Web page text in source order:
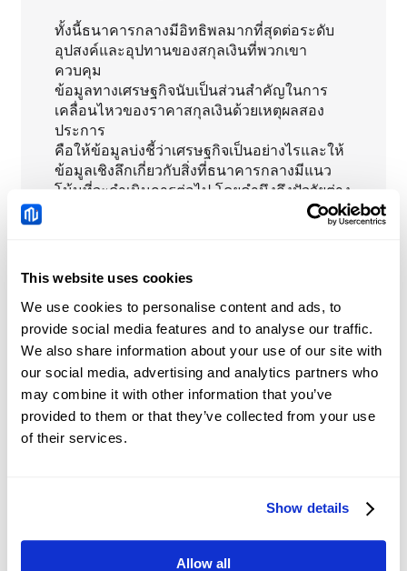
This website uses cookies
We use cookies to personalise content and ads, to
provide social media features and to analyse our traffic.
We also share information about your use of our site with
our social media, advertising and analytics partners who
may combine it with other information that you’ve
provided to them or that they’ve collected from your use
of their services.
Show details
Allow all
ทั้งนี้ธนาคารกลางมีอิทธิพลมากที่สุดต่อระดับ
อุปสงค์และอุปทานของสกุลเงินที่พวกเขา
ควบคุม
ข้อมูลทางเศรษฐกิจนับเป็นส่วนสำคัญในการ
เคลื่อนไหวของราคาสกุลเงินด้วยเหตุผลสอง
ประการ
คือให้ข้อมูลบ่งชี้ว่าเศรษฐกิจเป็นอย่างไรและให้
ข้อมูลเชิงลึกเกี่ยวกับสิ่งที่ธนาคารกลางมีแนว
โน้มที่จะดำเนินการต่อไป โดยคำนึงถึงปัจจัยต่าง
ๆ เช่น ระดับหนี้สาธารณะ อัตราเงินเฟ้อ ความ
น่าลงทุน อันดับความน่าเชื่อถือ การต่างประเทศ
USDTRY ข่าวสารเกี่ยวกับ
Gold vs Bitcoin Price
Prediction: Recovery
Chainlink, Near Protocol